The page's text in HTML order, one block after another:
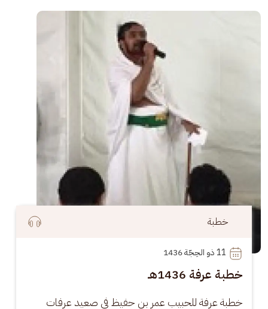
الصورة
خطبة
11
خطبة عرفة 1436هـ
خطبة عرفة للحبيب عمر بن حفيظ في صعيد عرفات